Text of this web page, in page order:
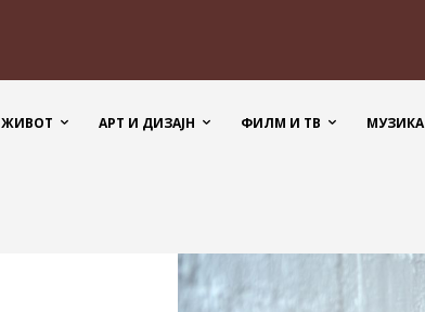
ЖИВОТ АРТ И ДИЗАЈН ФИЛМ И ТВ МУЗИКА